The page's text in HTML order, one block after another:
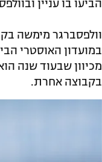
הביעו בו עניין
במועדון האוסטרי
מכיוון שבעוד שנה
בקבוצה אחרת.